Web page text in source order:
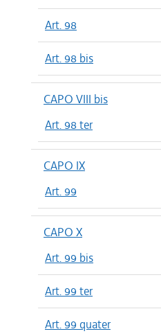
Art. 98
Art. 98 bis
CAPO VIII bis
Art. 98 ter
CAPO IX
Art. 99
CAPO X
Art. 99 bis
Art. 99 ter
Art. 99 quater